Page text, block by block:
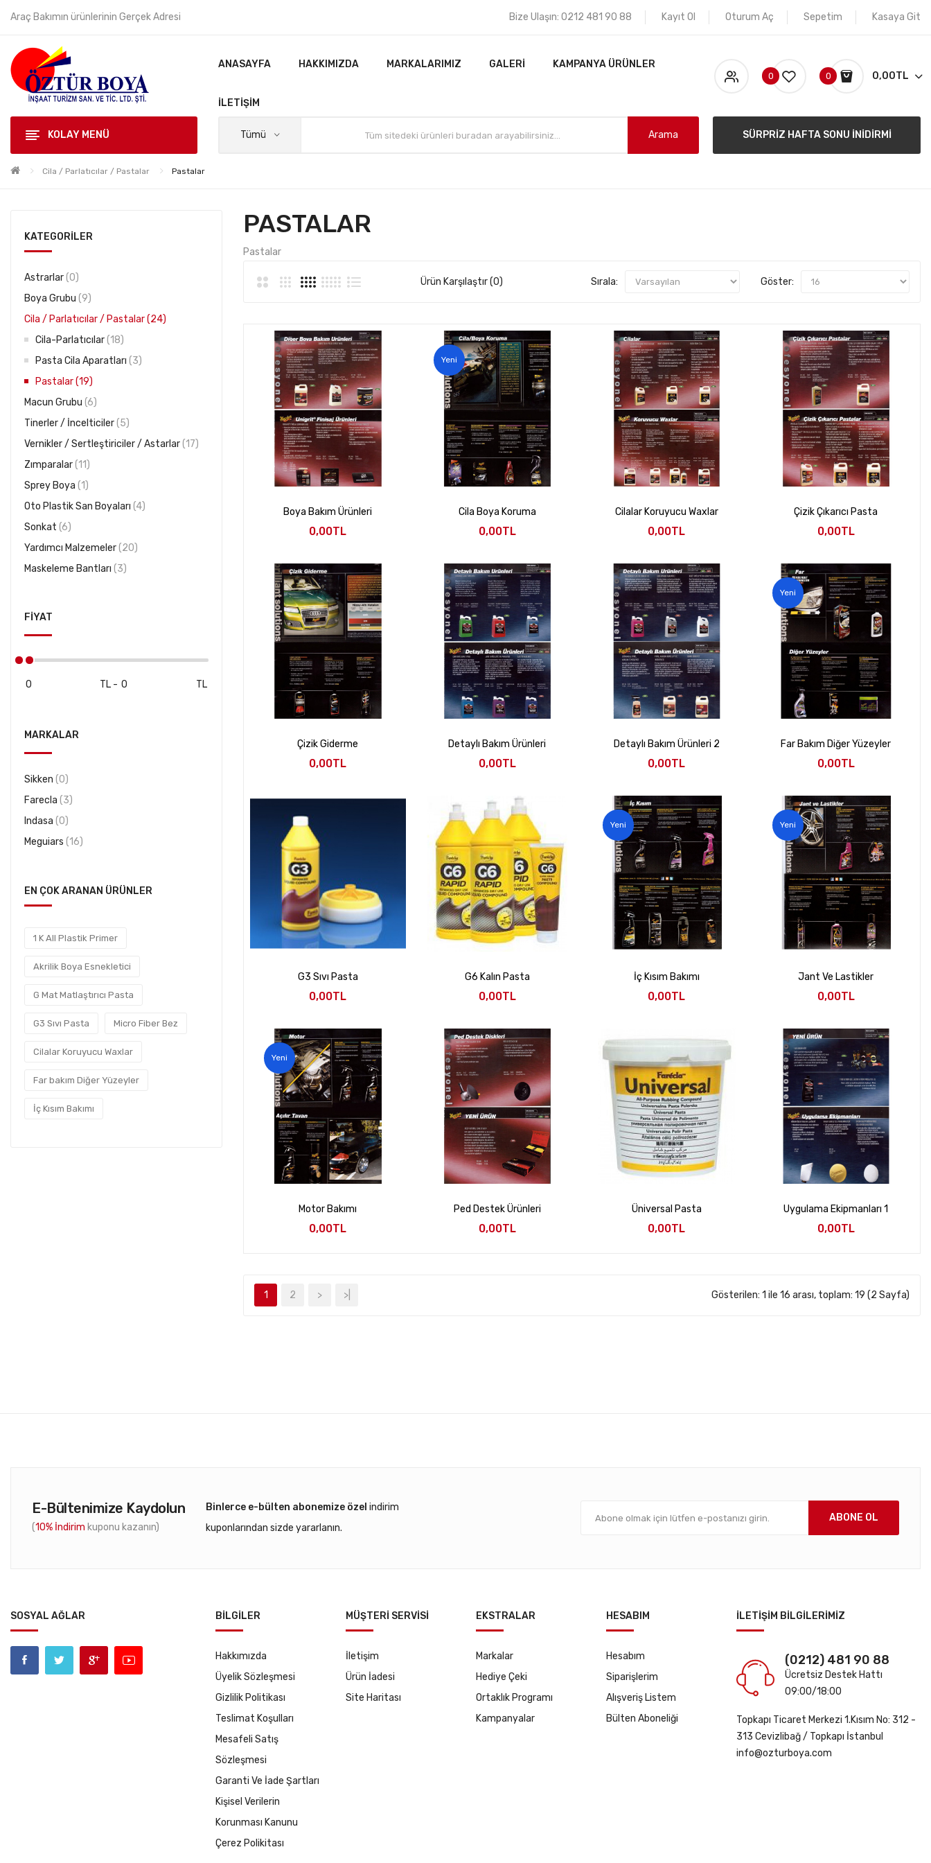
Araç Bakımın ürünlerinin Gerçek Adresi Bize Ulaşın: 0212 481 90 88 Kayıt Ol Oturum Aç Sepetim Kasaya Git
ANASAYFA HAKKIMIZDA MARKALARIMIZ GALERI KAMPANYA ÜRÜNLER
İLETIŞIM
0 0 0,00TL
KOLAY MENÜ Tümü Arama SÜRPRİZ HAFTA SONU İNİDİRMİ
Cila / Parlatıcılar / Pastalar Pastalar
FIYAT
TL - TL
MARKALAR
Sikken (0)
Farecla (3)
Indasa (0)
Meguiars (16)
KATEGORILER
Astrarlar 0
Boya Grubu 9
Cila / Parlatıcılar / Pastalar 24
Cila-Parlatıcılar 18
Pasta Cila Aparatları 3
Pastalar 19
Macun Grubu 6
Tinerler / İncelticiler 5
Vernikler / Sertleştiriciler / Astarlar 17
Zımparalar 11
Sprey Boya 1
Oto Plastik San Boyaları 4
Sonkat 6
Yardımcı Malzemeler 20
Maskeleme Bantları 3
EN ÇOK ARANAN ÜRÜNLER
1 K All Plastik Primer
Akrilik Boya Esnekletici
G Mat Matlaştırıcı Pasta
G3 Sıvı Pasta Micro Fiber Bez
Cilalar Koruyucu Waxlar
Far bakım Diğer Yüzeyler
İç Kısım Bakımı
PASTALAR
Pastalar
Ürün Karşılaştır (0) Sırala: Göster:
Boya Bakım Ürünleri
0,00TL
Yeni
Cila Boya Koruma
0,00TL
Cilalar Koruyucu Waxlar
0,00TL
Çizik Çıkarıcı Pasta
0,00TL
Çizik Giderme
0,00TL
Detaylı Bakım Ürünleri
0,00TL
Detaylı Bakım Ürünleri 2
0,00TL
Yeni
Far Bakım Diğer Yüzeyler
0,00TL
G3 Sıvı Pasta
0,00TL
G6 Kalın Pasta
0,00TL
Yeni
İç Kısım Bakımı
0,00TL
Yeni
Jant Ve Lastikler
0,00TL
Yeni
Motor Bakımı
0,00TL
Ped Destek Ürünleri
0,00TL
Üniversal Pasta
0,00TL
Uygulama Ekipmanları 1
0,00TL
1 2 > >| Gösterilen: 1 ile 16 arası, toplam: 19 (2 Sayfa)
E-Bültenimize Kaydolun
(10% İndirim kuponu kazanın)
Binlerce e-bülten abonemize özel indirim
kuponlarından sizde yararlanın.
ABONE OL
SOSYAL AĞLAR BILGILER
Hakkımızda
Üyelik Sözleşmesi
Gizlilik Politikası
Teslimat Koşulları
Mesafeli Satış
Sözleşmesi
Garanti Ve İade Şartları
Kişisel Verilerin
Korunması Kanunu
Çerez Polikitası
MÜŞTERI SERVISI
İletişim
Ürün İadesi
Site Haritası
EKSTRALAR
Markalar
Hediye Çeki
Ortaklık Programı
Kampanyalar
HESABIM
Hesabım
Siparişlerim
Alışveriş Listem
Bülten Aboneliği
İLETIŞIM BILGILERIMİZ
(0212) 481 90 88
Ücretsiz Destek Hattı
09:00/18:00
Topkapı Ticaret Merkezi 1.Kısım No: 312 -
313 Cevizlibağ / Topkapı İstanbul
info@ozturboya.com